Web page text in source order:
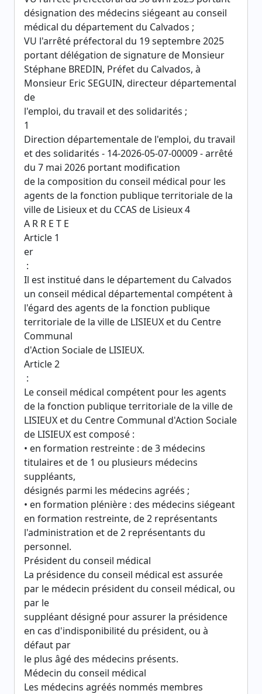
désignation des médecins siégeant au conseil
médical du département du Calvados ;
VU l'arrêté préfectoral du 19 septembre 2025
portant délégation de signature de Monsieur
Stéphane BREDIN, Préfet du Calvados, à
Monsieur Eric SEGUIN, directeur départemental
de
l'emploi, du travail et des solidarités ;
1
Direction départementale de l'emploi, du travail
et des solidarités - 14-2026-05-07-00009 - arrêté
du 7 mai 2026 portant modification
de la composition du conseil médical pour les
agents de la fonction publique territoriale de la
ville de Lisieux et du CCAS de Lisieux 4
A R R E T E
Article 1
er
:
Il est institué dans le département du Calvados
un conseil médical départemental compétent à
l'égard des agents de la fonction publique
territoriale de la ville de LISIEUX et du Centre
Communal
d'Action Sociale de LISIEUX.
Article 2
:
Le conseil médical compétent pour les agents
de la fonction publique territoriale de la ville de
LISIEUX et du Centre Communal d'Action Sociale
de LISIEUX est composé :
• en formation restreinte : de 3 médecins
titulaires et de 1 ou plusieurs médecins
suppléants,
désignés parmi les médecins agréés ;
• en formation plénière : des médecins siégeant
en formation restreinte, de 2 représentants
l'administration et de 2 représentants du
personnel.
Président du conseil médical
La présidence du conseil médical est assurée
par le médecin président du conseil médical, ou
par le
suppléant désigné pour assurer la présidence
en cas d'indisponibilité du président, ou à
défaut par
le plus âgé des médecins présents.
Médecin du conseil médical
Les médecins agréés nommés membres